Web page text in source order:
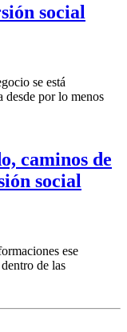
social
se está
desde por lo menos
caminos de
social
ese
de las